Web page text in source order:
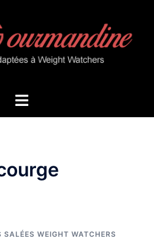
Ouvrir/fermer
SALÉES WEIGHT WATCHERS